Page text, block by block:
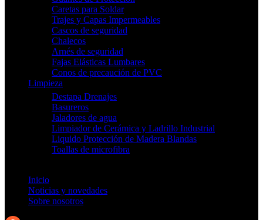
Caretas para Soldar
Trajes y Capas Impermeables
Cascos de seguridad
Chalecos
Arnés de seguridad
Fajas Elásticas Lumbares
Conos de precaución de PVC
Limpieza
Destapa Drenajes
Basureros
Jaladores de agua
Limpiador de Cerámica y Ladrillo Industrial
Liquido Protección de Madera Blandas
Toallas de microfibra
Inicio
Noticias y novedades
Sobre nosotros